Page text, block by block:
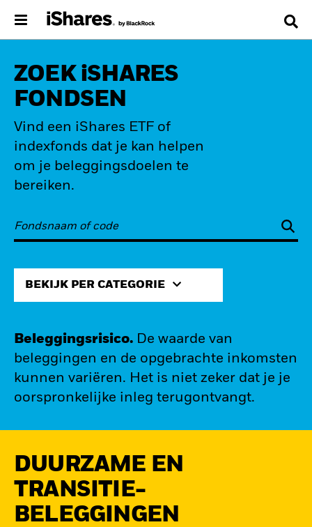
ZOEK iSHARES
FONDSEN
Vind een iShares ETF of
indexfonds dat je kan helpen
om je beleggingsdoelen te
bereiken.
BEKIJK PER CATEGORIE
Beleggingsrisico. De waarde van
beleggingen en de opgebrachte inkomsten
kunnen variëren. Het is niet zeker dat je je
oorspronkelijke inleg terugontvangt.
DUURZAME EN
TRANSITIE-
BELEGGINGEN